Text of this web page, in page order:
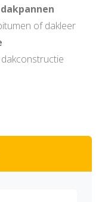
dakpannen
of dakleer